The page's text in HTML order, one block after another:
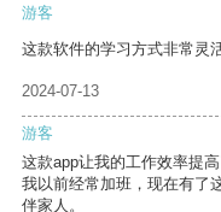
游客
这款软件的学习方式非常灵
2024-07-13
游客
这款app让我的工作效率提
我以前经常加班，现在有了
伴家人。